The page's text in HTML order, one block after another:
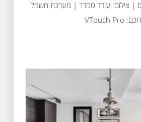
| צילום: עודד סמדר | מערכת חשמל
חכם: VTouch Pro